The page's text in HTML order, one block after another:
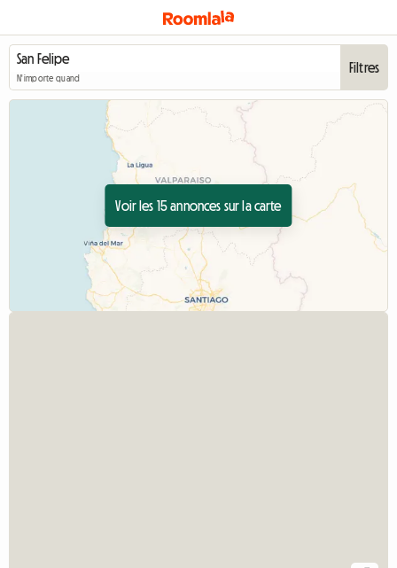
N'importe quand
Filtres
Voir les 15 annonces sur la carte